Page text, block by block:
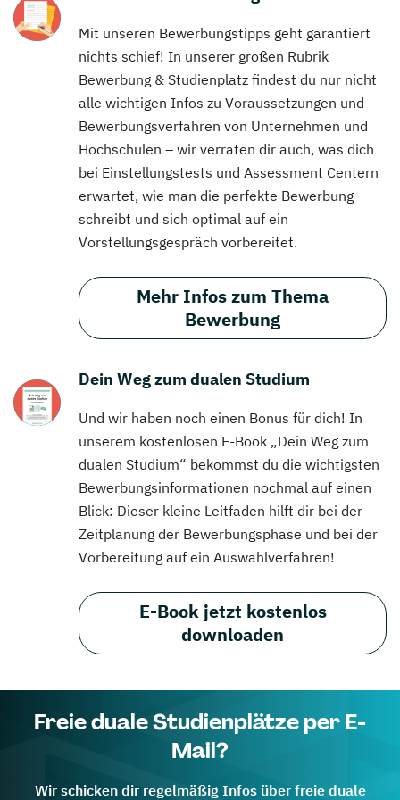
Mit unseren Bewerbungstipps geht garantiert
nichts schief! In unserer großen Rubrik
Bewerbung & Studienplatz findest du nur nicht
alle wichtigen Infos zu Voraussetzungen und
Bewerbungsverfahren von Unternehmen und
Hochschulen – wir verraten dir auch, was dich
bei Einstellungstests und Assessment Centern
erwartet, wie man die perfekte Bewerbung
schreibt und sich optimal auf ein
Vorstellungsgespräch vorbereitet.
Mehr Infos zum Thema
Bewerbung
Dein Weg zum dualen Studium
Und wir haben noch einen Bonus für dich! In
unserem kostenlosen E-Book „Dein Weg zum
dualen Studium“ bekommst du die wichtigsten
Bewerbungsinformationen nochmal auf einen
Blick: Dieser kleine Leitfaden hilft dir bei der
Zeitplanung der Bewerbungsphase und bei der
Vorbereitung auf ein Auswahlverfahren!
E-Book jetzt kostenlos
downloaden
Freie duale Studienplätze per E-
Mail?
Wir schicken dir regelmäßig Infos über freie duale